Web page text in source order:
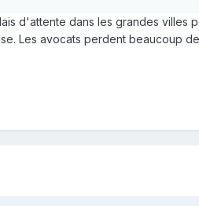
d'attente dans les grandes villes
Les avocats perdent beaucoup